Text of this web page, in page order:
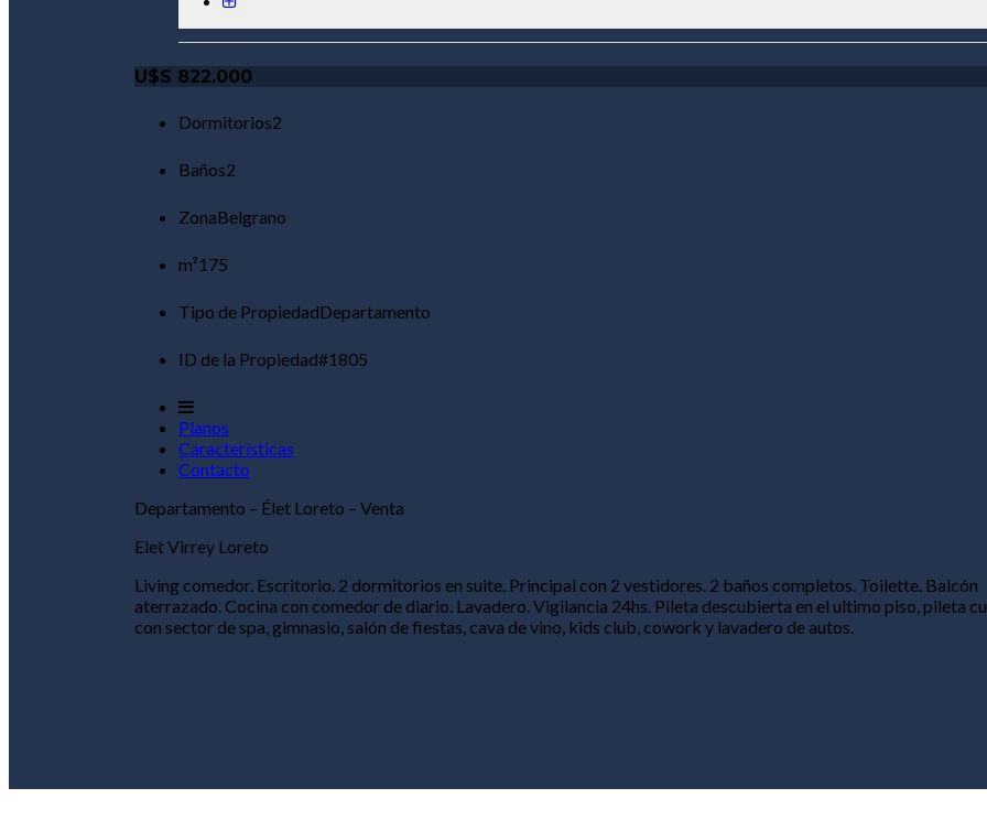
U$S 822.000
Dormitorios2
Baños2
ZonaBelgrano
m²175
Tipo de PropiedadDepartamento
ID de la Propiedad#1805
Planos
Características
Contacto
Departamento – Élet Loreto – Venta
Elet Virrey Loreto
Living comedor. Escritorio. 2 dormitorios en suite. Principal con 2 vestidores. 2 baños completos. Toilette. Balcón
aterrazado. Cocina con comedor de diario. Lavadero. Vigilancia 24hs. Pileta descubierta en el ultimo piso, pileta
con sector de spa, gimnasio, salón de fiestas, cava de vino, kids club, cowork y lavadero de autos.